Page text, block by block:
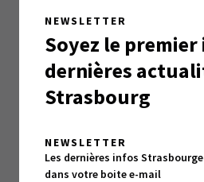
NEWSLETTER
Soyez le
dernières
Strasbourg
NEWSLETTER
Les dernières infos
dans votre boite e-mail
Sarcophages voyageurs
Les sarcophages découverts